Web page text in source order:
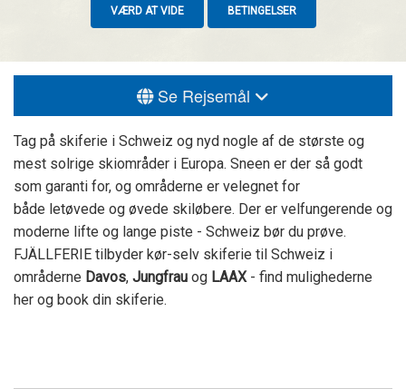
VÆRD AT VIDE BETINGELSER
Se Rejsemål
Tag på skiferie i Schweiz og nyd nogle af de største og
mest solrige skiområder i Europa. Sneen er der så godt
som garanti for, og områderne er velegnet for
både letøvede og øvede skiløbere. Der er velfungerende og
moderne lifte og lange piste - Schweiz bør du prøve.
FJÄLLFERIE tilbyder kør-selv skiferie til Schweiz i
områderne Davos, Jungfrau og LAAX - find mulighederne
her og book din skiferie.